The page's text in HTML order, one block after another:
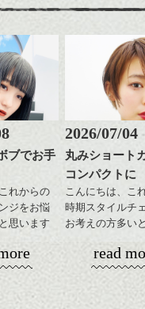
ブでお手
れからの
ジをお悩
思います
お手入れ
ルだと毎
グも簡単
2026/07/04
丸みショート
コンパクトに
こんにちは、こ
時期スタイルチ
お考えの方多い
コンパクトなフ
全体のバランス
せてくれる効果
read